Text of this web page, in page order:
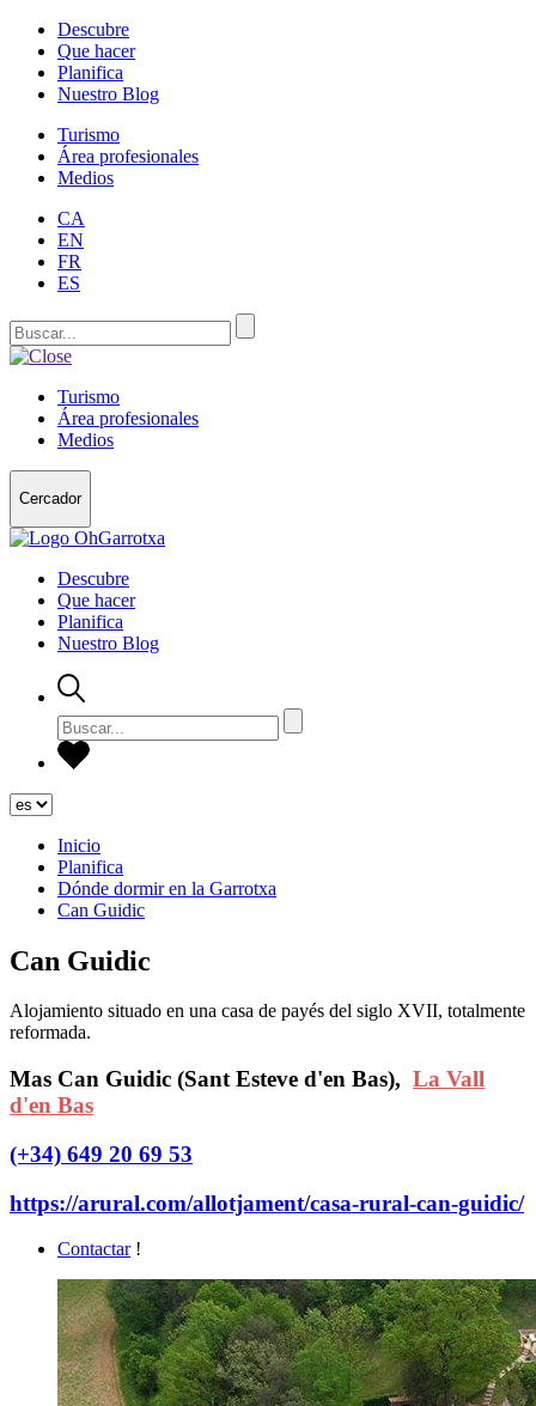
Descubre
Que hacer
Planifica
Nuestro Blog
Turismo
Área profesionales
Medios
CA
EN
FR
ES
Turismo
Área profesionales
Medios
Cercador
Descubre
Que hacer
Planifica
Nuestro Blog
Inicio
Planifica
Dónde dormir en la Garrotxa
Can Guidic
Can Guidic
Alojamiento situado en una casa de payés del siglo XVII, totalmente
reformada.
Mas Can Guidic (Sant Esteve d'en Bas), La Vall
d'en Bas
(+34) 649 20 69 53
https://arural.com/allotjament/casa-rural-can-guidic/
Contactar !